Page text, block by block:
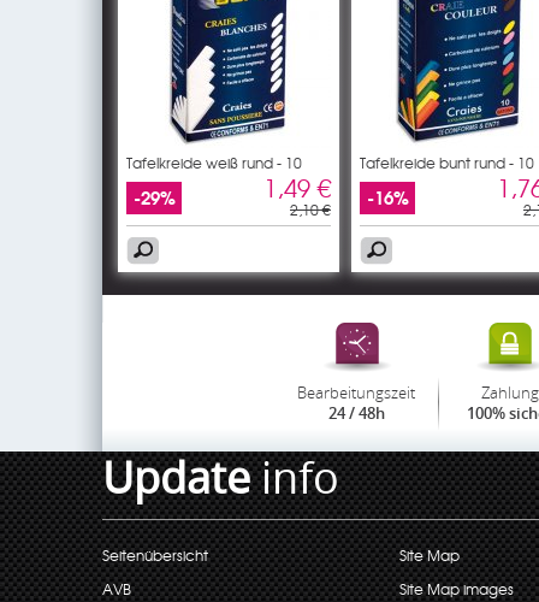
Tafelkreide weiß rund - 10
-29% 1,49 €
2,10 €
Tafelkreide bunt rund - 10
-16%
Bearbeitungszeit
24 / 48h
Zahlung
100%
Updateinfo
Seitenübersicht
AVB
Site Map
Site Map images